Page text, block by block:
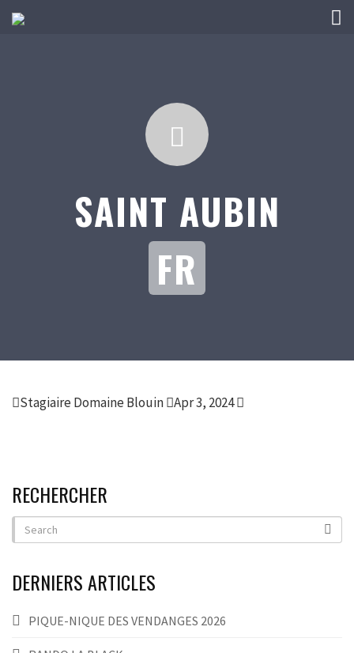
SAINT AUBIN
FR
Stagiaire Domaine Blouin Apr 3, 2024
RECHERCHER
DERNIERS ARTICLES
PIQUE-NIQUE DES VENDANGES 2026